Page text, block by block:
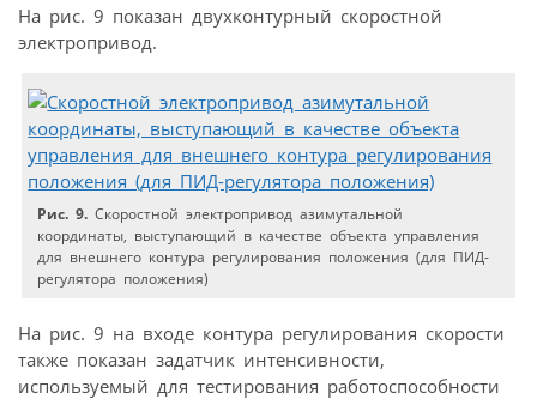
На рис. 9 показан двухконтурный скоростной
электропривод.
Рис. 9. Скоростной электропривод азимутальной
координаты, выступающий в качестве объекта управления
для внешнего контура регулирования положения (для ПИД-
регулятора положения)
На рис. 9 на входе контура регулирования скорости
также показан задатчик интенсивности,
используемый для тестирования работоспособности